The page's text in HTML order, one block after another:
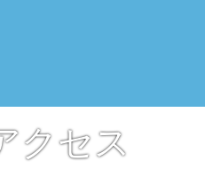
クセス